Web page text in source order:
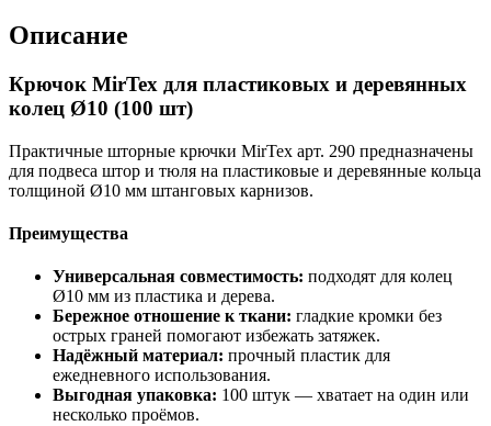
Описание
Крючок MirTex для пластиковых и деревянных
колец Ø10 (100 шт)
Практичные шторные крючки MirTex арт. 290 предназначены
для подвеса штор и тюля на пластиковые и деревянные кольца
толщиной Ø10 мм штанговых карнизов.
Преимущества
Универсальная совместимость: подходят для колец
Ø10 мм из пластика и дерева.
Бережное отношение к ткани: гладкие кромки без
острых граней помогают избежать затяжек.
Надёжный материал: прочный пластик для
ежедневного использования.
Выгодная упаковка: 100 штук — хватает на один или
несколько проёмов.